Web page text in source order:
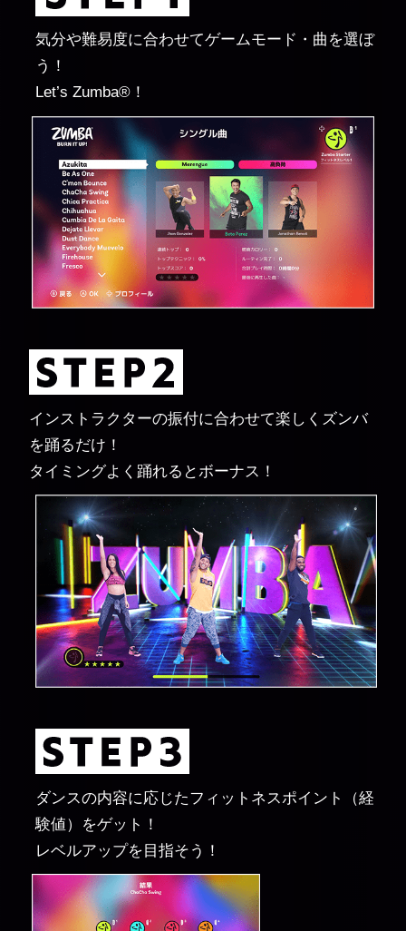
気分や難易度に合わせてゲームモード・曲を選ぼ
う！
Let’s Zumba®！
インストラクターの振付に合わせて楽しくズンバ
を踊るだけ！
タイミングよく踊れるとボーナス！
ダンスの内容に応じたフィットネスポイント（経
験値）をゲット！
レベルアップを目指そう！